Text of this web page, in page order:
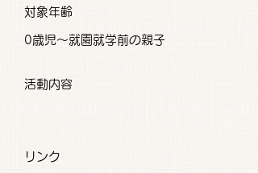
対象年齢
0歳児～就園就学前の親子
活動内容
リンク